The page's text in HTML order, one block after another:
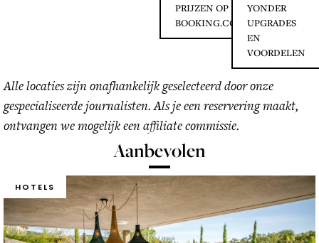
PRIJZEN OP
BOOKING.COM
YONDER
UPGRADES
EN
VOORDELEN
Alle locaties zijn onafhankelijk geselecteerd door onze
gespecialiseerde journalisten. Als je een reservering maakt,
ontvangen we mogelijk een affiliate commissie.
Aanbevolen
HOTELS